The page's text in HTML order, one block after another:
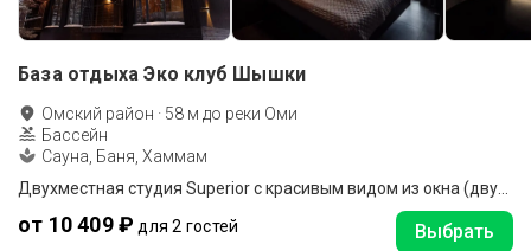
База отдыха Эко клуб Шышки
Омский район · 58 м до реки Оми
Бассейн
Сауна, Баня, Хаммам
от 10 409 ₽ для 2 гостей Выбрать